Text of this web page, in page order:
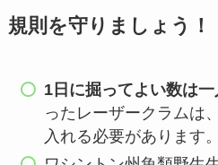
規則を守りましょう！
1日に掘ってよい数は
ったレーザークラムは
入れる必要があります。